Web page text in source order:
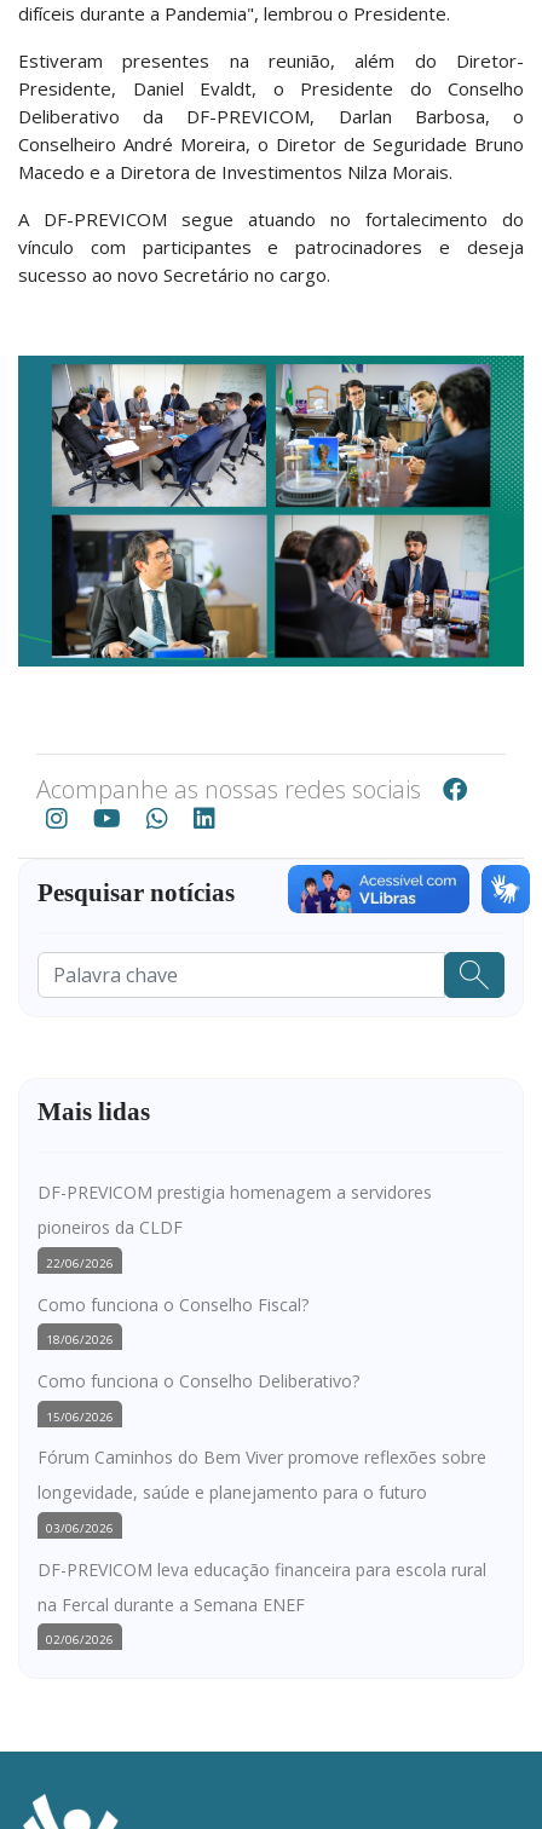
difíceis durante a Pandemia", lembrou o Presidente.
Estiveram presentes na reunião, além do Diretor-
Presidente, Daniel Evaldt, o Presidente do Conselho
Deliberativo da DF-PREVICOM, Darlan Barbosa, o
Conselheiro André Moreira, o Diretor de Seguridade Bruno
Macedo e a Diretora de Investimentos Nilza Morais.
A DF-PREVICOM segue atuando no fortalecimento do
vínculo com participantes e patrocinadores e deseja
sucesso ao novo Secretário no cargo.
Acompanhe as nossas redes sociais
Pesquisar notícias
Pesquisar
Mais lidas
DF-PREVICOM prestigia homenagem a servidores
pioneiros da CLDF
22/06/2026
Como funciona o Conselho Fiscal?
18/06/2026
Como funciona o Conselho Deliberativo?
15/06/2026
Fórum Caminhos do Bem Viver promove reflexões sobre
longevidade, saúde e planejamento para o futuro
03/06/2026
DF-PREVICOM leva educação financeira para escola rural
na Fercal durante a Semana ENEF
02/06/2026